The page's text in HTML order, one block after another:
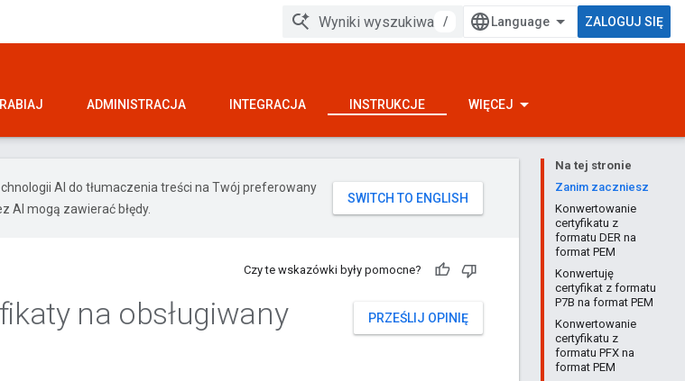
/ ZALOGUJ SIĘ
ADMINISTRACJA INTEGRACJA INSTRUKCJE WIĘCEJ
Na tej stronie
Zanim zaczniesz
Konwertowanie
certyfikatu z
formatu DER na
format PEM
Konwertuję
certyfikat z formatu
P7B na format PEM
Konwertowanie
certyfikatu z
formatu PFX na
format PEM
AI do tłumaczenia treści na Twój preferowany
AI mogą zawierać błędy.
Czy te wskazówki były pomocne?
PRZEŚLIJ OPINIĘ
na obsługiwany